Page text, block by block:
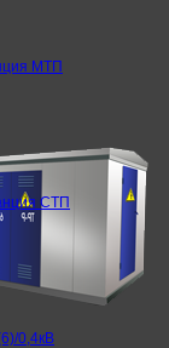
МТП
СТП
0,4кВ